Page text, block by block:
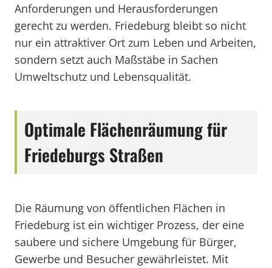
Anforderungen und Herausforderungen
gerecht zu werden. Friedeburg bleibt so nicht
nur ein attraktiver Ort zum Leben und Arbeiten,
sondern setzt auch Maßstäbe in Sachen
Umweltschutz und Lebensqualität.
Optimale Flächenräumung für
Friedeburgs Straßen
Die Räumung von öffentlichen Flächen in
Friedeburg ist ein wichtiger Prozess, der eine
saubere und sichere Umgebung für Bürger,
Gewerbe und Besucher gewährleistet. Mit